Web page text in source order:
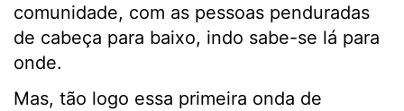
comunidade, com as pessoas penduradas
de cabeça para baixo, indo sabe-se lá para
onde.
Mas, tão logo essa primeira onda de